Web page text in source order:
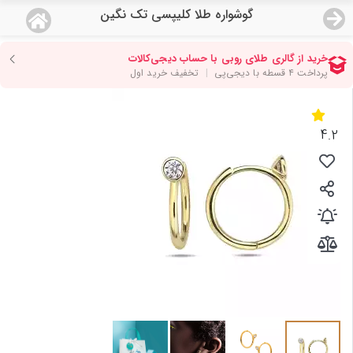
گوشواره طلا کلیپسی تک نگین
منو
صفحه اصلی
دسته بندی محصولات
نمایندگی ها
مجله روبی
درباره ما
4.2